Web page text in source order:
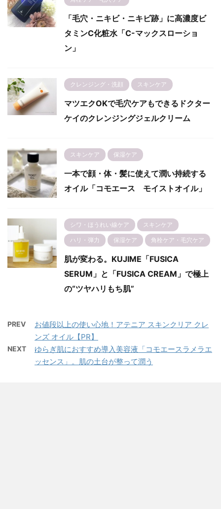
「毛穴・ニキビ・ニキビ跡」に高濃度ビ
タミンC化粧水「C-マックスローショ
ン」
クレンジング・洗顔 スキンケア
マツエクOKで毛穴ケアもできるドクター
ケイのクレンジングジェルクリーム
スキンケア 保湿ケア
一本で顔・体・髪に使えて潤い持続する
オイル「コモエース モイストオイル」
シワ・ほうれい線ケア スキンケア
ハリ・弾力 保湿ケア 角栓ケア・毛穴ケア
肌が変わる。KUJIME「FUSICA
SERUM」と「FUSICA CREAM」で極上
の“ツヤハリもち肌”
PREV
お値段以上の使い心地！アテニア スキンクリア クレ
ンズ オイル【PR】
NEXT
ゆらぎ肌におすすめ導入美容液「コモエースラメラエ
ッセンス」。肌の土台が整って潤う